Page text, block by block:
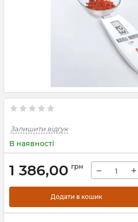
Залишити відгук
В наявності
1 386,00 грн − +
Додати в кошик